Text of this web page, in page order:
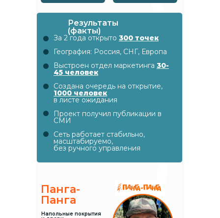
Панга-
Панга
Результаты (факты)
Напольные покрытия
Результаты
(факты)
За 2 года открыто 300 точек
География: Россия, СНГ, Европа
Выстроен отдел маркетинга 30-
45 человек
Создана очередь на открытие,
1000 человек
в листе ожидания
Проект получил публикации в
СМИ
Сеть работает стабильно,
масштабируемо,
без ручного управления